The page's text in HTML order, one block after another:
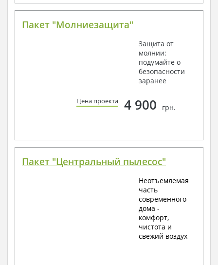
Пакет "Молниезащита"
Защита от
молнии:
подумайте о
безопасности
заранее
Цена проекта 4 900 грн.
Пакет "Центральный пылесос"
Неотъемлемая
часть
современного
дома -
комфорт,
чистота и
свежий воздух